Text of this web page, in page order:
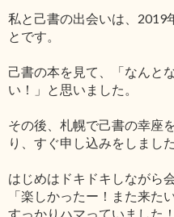
私と己書の出会いは、2019
とです。
己書の本を見て、「なんと
い！」と思いました。
その後、札幌で己書の幸座
り、すぐ申し込みをしました
はじめはドキドキしながら
「楽しかったー！また来た
すっかりハマっていました！